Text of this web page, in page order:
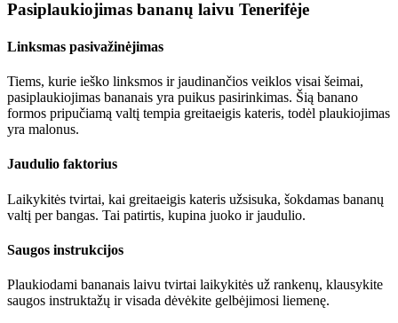
Pasiplaukiojimas bananų laivu Tenerifėje
Linksmas pasivažinėjimas
Tiems, kurie ieško linksmos ir jaudinančios veiklos visai šeimai,
pasiplaukiojimas bananais yra puikus pasirinkimas. Šią banano
formos pripučiamą valtį tempia greitaeigis kateris, todėl plaukiojimas
yra malonus.
Jaudulio faktorius
Laikykitės tvirtai, kai greitaeigis kateris užsisuka, šokdamas bananų
valtį per bangas. Tai patirtis, kupina juoko ir jaudulio.
Saugos instrukcijos
Plaukiodami bananais laivu tvirtai laikykitės už rankenų, klausykite
saugos instruktažų ir visada dėvėkite gelbėjimosi liemenę.